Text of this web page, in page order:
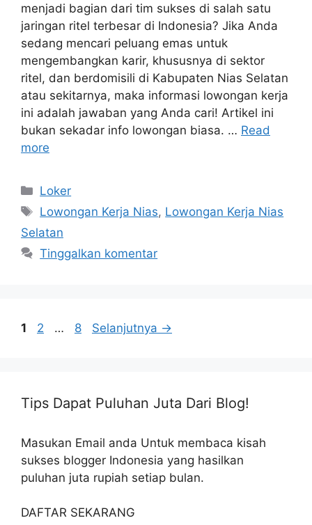
menjadi bagian dari tim sukses di salah satu
jaringan ritel terbesar di Indonesia? Jika Anda
sedang mencari peluang emas untuk
mengembangkan karir, khususnya di sektor
ritel, dan berdomisili di Kabupaten Nias Selatan
atau sekitarnya, maka informasi lowongan kerja
ini adalah jawaban yang Anda cari! Artikel ini
bukan sekadar info lowongan biasa. … Read
more
Kategori
Loker
Tag
Lowongan Kerja Nias, Lowongan Kerja Nias
Selatan
Tinggalkan komentar
Halaman
1 Halaman
2 … Halaman
8 Selanjutnya →
Tips Dapat Puluhan Juta Dari Blog!
Masukan Email anda Untuk membaca kisah
sukses blogger Indonesia yang hasilkan
puluhan juta rupiah setiap bulan.
DAFTAR SEKARANG